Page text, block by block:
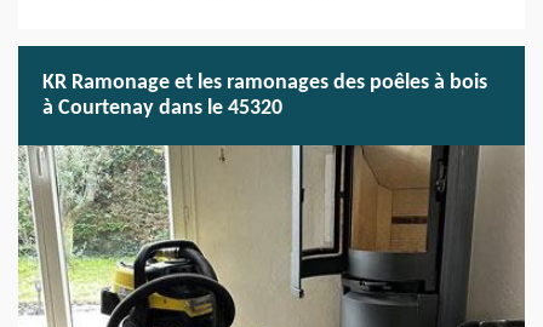
KR Ramonage et les ramonages des poêles à bois
à Courtenay dans le 45320